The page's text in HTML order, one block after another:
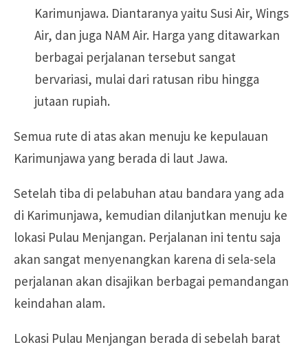
Karimunjawa. Diantaranya yaitu Susi Air, Wings
Air, dan juga NAM Air. Harga yang ditawarkan
berbagai perjalanan tersebut sangat
bervariasi, mulai dari ratusan ribu hingga
jutaan rupiah.
Semua rute di atas akan menuju ke kepulauan
Karimunjawa yang berada di laut Jawa.
Setelah tiba di pelabuhan atau bandara yang ada
di Karimunjawa, kemudian dilanjutkan menuju ke
lokasi Pulau Menjangan. Perjalanan ini tentu saja
akan sangat menyenangkan karena di sela-sela
perjalanan akan disajikan berbagai pemandangan
keindahan alam.
Lokasi Pulau Menjangan berada di sebelah barat